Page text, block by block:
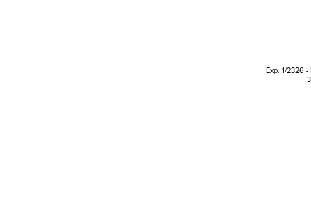
Exp. 1/2326